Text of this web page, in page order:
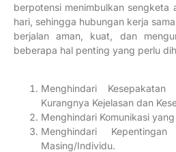
berpotensi menimbulkan sengketa
hari, sehingga hubungan kerja
berjalan aman, kuat, dan
beberapa hal penting yang perlu
Menghindari
Kurangnya Kejelasan dan
Menghindari Komunikasi
Menghindari
Masing/Individu.